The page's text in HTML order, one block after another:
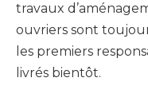
travaux
ouvriers sont
les premiers
livrés bientôt.